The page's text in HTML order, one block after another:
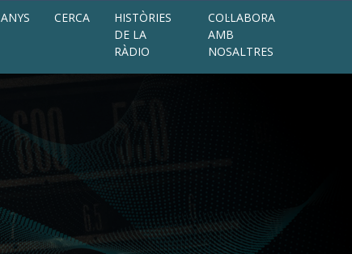
ANYS CERCA
HISTÒRIES
DE LA
RÀDIO
COL·LABORA
AMB
NOSALTRES